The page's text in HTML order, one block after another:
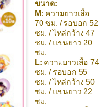
ขนาด:
M: ความยาวเสื้อ
70 ซม. / รอบอก 52
ซม. / ไหล่กว้าง 47
ซม. / แขนยาว 20
ซม.
L: ความยาวเสื้อ 74
ซม. / รอบอก 55
ซม. / ไหล่กว้าง 50
ซม. / แขนยาว 22
ซม.